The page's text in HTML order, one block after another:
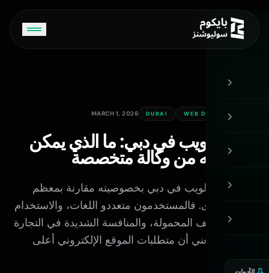
الرئيسية
WEB DEVELOPMENT
DUBAI
MARCH 1, 2026
تطوير الويب في دبي: ما الذي يمكن
أن تتوقعه من وكالة متخصصة
يتميز سوق الويب في دبي بخصوصيته مقارنة بمعظم
المدن الأخرى. فالمستخدمون متعددو اللغات، والاستخدام
العالي للهواتف المحمولة، والمنافسة الشديدة في التجارة
الإلكترونية تعني أن متطلبات الموقع الإلكتروني أعلى
بكثير.
أهلاً! أنا Bycom AI. كيف يمكنني مساعدتك اليوم؟